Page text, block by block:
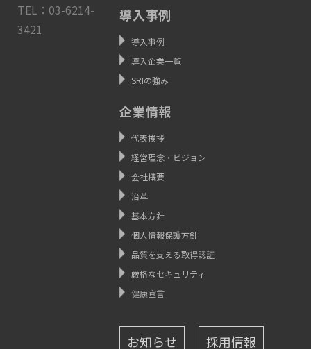
TEL：03-6214-
3421
導入事例
導入事例
導入企業一覧
SRIの強み
企業情報
代表挨拶
経営理念・ビジョン
会社概要
沿革
基本方針
個人情報保護方針
品質を支える取得認証
厳格なセキュリティ
健康宣言
お知らせ 採用情報